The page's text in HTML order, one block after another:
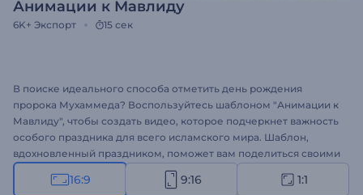
Анимации к Мавлиду
6K+ Экспорт 15 сек
В поиске идеального способа отметить день рождения
пророка Мухаммеда? Воспользуйтесь шаблоном "Анимации к
Мавлиду", чтобы создать видео, которое подчеркнет важность
особого праздника для всего исламского мира. Шаблон,
вдохновленный праздником, поможет вам поделиться своими
сообщениями в несколько кликов. Загрузите свой логотип,
добавьте поздравления, и через несколько минут ваш
16:9 9:16 1:1